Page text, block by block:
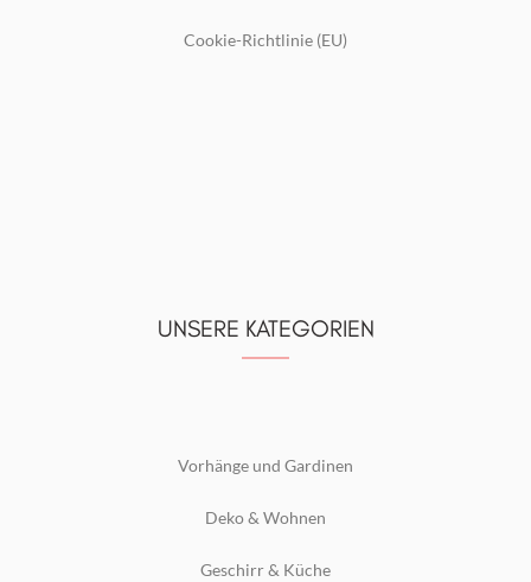
Cookie-Richtlinie (EU)
UNSERE KATEGORIEN
Vorhänge und Gardinen
Deko & Wohnen
Geschirr & Küche